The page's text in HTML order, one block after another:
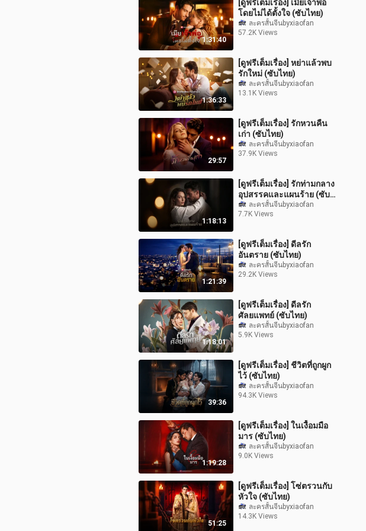
1:31:40
[ดูฟรีเต็มเรื่อง] เมียเจ้าพ่อ
โดยไม่ได้ตั้งใจ (ซับไทย)
ละครสั้นจีนbyxiaofan
57.2K Views
1:36:33
[ดูฟรีเต็มเรื่อง] หย่าแล้วพบ
รักใหม่ (ซับไทย)
ละครสั้นจีนbyxiaofan
13.1K Views
29:57
[ดูฟรีเต็มเรื่อง] รักหวนคืน
เก่า (ซับไทย)
ละครสั้นจีนbyxiaofan
37.9K Views
1:18:13
[ดูฟรีเต็มเรื่อง] รักท่ามกลาง
อุปสรรคและแผนร้าย (ซับ
ไทย)ละครสั้นจีนbyxiaofan
7.7K Views
1:21:39
[ดูฟรีเต็มเรื่อง] ดีลรัก
อันตราย (ซับไทย)
ละครสั้นจีนbyxiaofan
29.2K Views
1:18:01
[ดูฟรีเต็มเรื่อง] ดีลรัก
ศัลยแพทย์ (ซับไทย)
ละครสั้นจีนbyxiaofan
5.9K Views
39:36
[ดูฟรีเต็มเรื่อง] ชีวิตที่ถูกผูก
ไว้ (ซับไทย)
ละครสั้นจีนbyxiaofan
94.3K Views
1:19:28
[ดูฟรีเต็มเรื่อง] ในเงื้อมมือ
มาร (ซับไทย)
ละครสั้นจีนbyxiaofan
9.0K Views
51:25
[ดูฟรีเต็มเรื่อง] โซ่ตรวนกับ
หัวใจ (ซับไทย)
ละครสั้นจีนbyxiaofan
14.3K Views